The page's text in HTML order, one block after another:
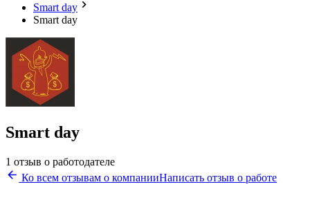
Smart day
Smart day
Smart day
1 отзыв о работодателе
Ко всем отзывам о компанииНаписать отзыв о работе